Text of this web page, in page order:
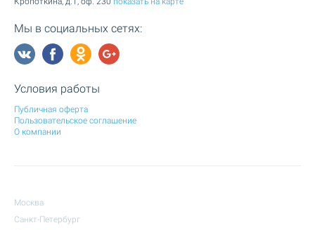
Мы в социальных сетях:
Условия работы
Публичная оферта
Пользовательское соглашение
О компании
Москва
Санкт-Петербург